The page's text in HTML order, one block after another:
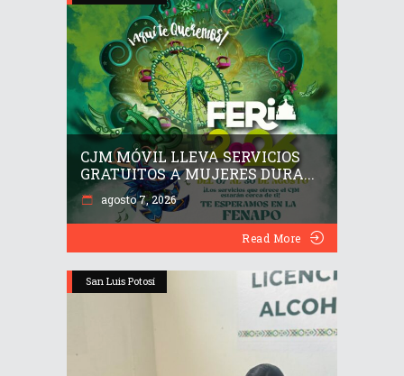
CJM MÓVIL LLEVA SERVICIOS
GRATUITOS A MUJERES DURA...
agosto 7, 2026
Read More
San Luis Potosí